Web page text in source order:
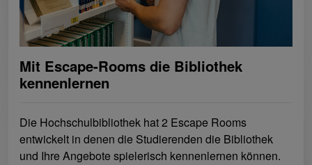
Mit Escape-Rooms die Bibliothek
kennenlernen
Die Hochschulbibliothek hat 2 Escape Rooms
entwickelt in denen die Studierenden die Bibliothek
und Ihre Angebote spielerisch kennenlernen können.